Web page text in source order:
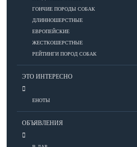
ГОНЧИЕ ПОРОДЫ СОБАК
ДЛИННОШЕРСТНЫЕ
ЕВРОПЕЙСКИЕ
ЖЕСТКОШЕРСТНЫЕ
РЕЙТИНГИ ПОРОД СОБАК
ЭТО ИНТЕРЕСНО
ЕНОТЫ
ОБЪЯВЛЕНИЯ
Корма супер-премиум класса
Корма холистик класса
Корма эконом класса
ПИТАНИЕ
Кормление собак
Кормление щенков
Диетическое и лечебное кормление